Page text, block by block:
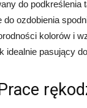
do podkreślenia
do ozdobienia
kolorów i
idealnie pasujący